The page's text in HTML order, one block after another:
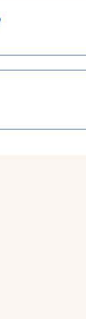
mieux.
App,